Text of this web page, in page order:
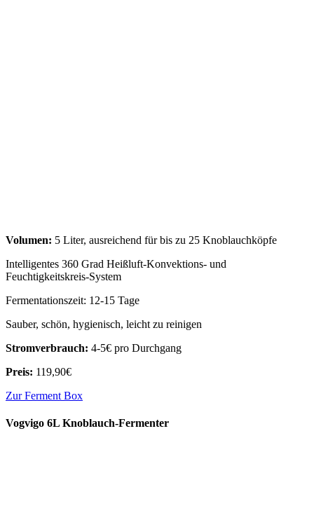
Volumen: 5 Liter, ausreichend für bis zu 25 Knoblauchköpfe
Intelligentes 360 Grad Heißluft-Konvektions- und
Feuchtigkeitskreis-System
Fermentationszeit: 12-15 Tage
Sauber, schön, hygienisch, leicht zu reinigen
Stromverbrauch: 4-5€ pro Durchgang
Preis: 119,90€
Zur Ferment Box
Vogvigo 6L Knoblauch-Fermenter